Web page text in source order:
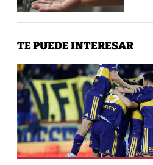
TE PUEDE INTERESAR